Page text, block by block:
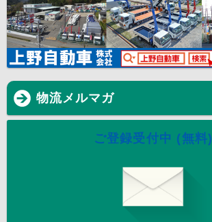
物流メルマガ
ご登録受付中 (無料)